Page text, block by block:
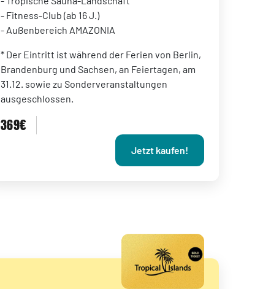
- Fitness-Club (ab 16 J.)
- Außenbereich AMAZONIA
* Der Eintritt ist während der Ferien von Berlin,
Brandenburg und Sachsen, an Feiertagen, am
31.12. sowie zu Sonderveranstaltungen
ausgeschlossen.
369€
Jetzt kaufen!